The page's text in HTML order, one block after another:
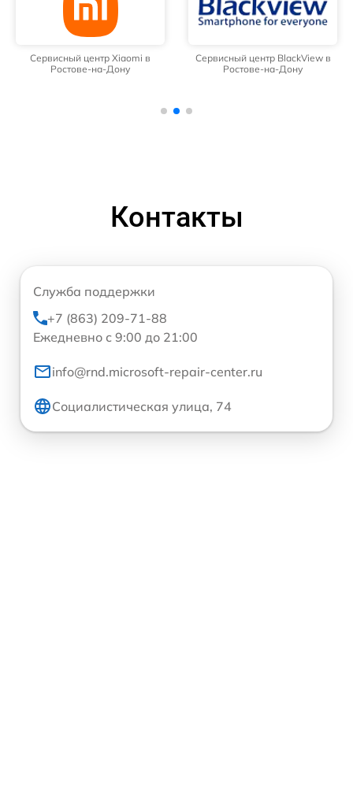
Сервисный центр Xiaomi в
Ростове-на-Дону
Сервисный центр BlackView в
Ростове-на-Дону
Контакты
Служба поддержки
+7 (863) 209-71-88
Ежедневно с 9:00 до 21:00
info@rnd.microsoft-repair-center.ru
Социалистическая улица, 74